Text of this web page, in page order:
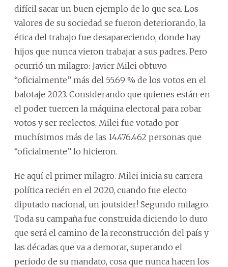
difícil sacar un buen ejemplo de lo que sea. Los
valores de su sociedad se fueron deteriorando, la
ética del trabajo fue desapareciendo, donde hay
hijos que nunca vieron trabajar a sus padres. Pero
ocurrió un milagro: Javier Milei obtuvo
“oficialmente” más del 55.69 % de los votos en el
balotaje 2023. Considerando que quienes están en
el poder tuercen la máquina electoral para robar
votos y ser reelectos, Milei fue votado por
muchísimos más de las 14.476.462 personas que
“oficialmente” lo hicieron.
He aquí el primer milagro. Milei inicia su carrera
política recién en el 2020, cuando fue electo
diputado nacional, un ¡outsider! Segundo milagro.
Toda su campaña fue construida diciendo lo duro
que será el camino de la reconstrucción del país y
las décadas que va a demorar, superando el
periodo de su mandato, cosa que nunca hacen los